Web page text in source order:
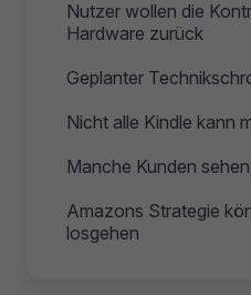
Nutzer wollen die
Hardware zurück
Geplanter
Nicht alle Kindle kann
Manche Kunden
Amazons Strategie
losgehen